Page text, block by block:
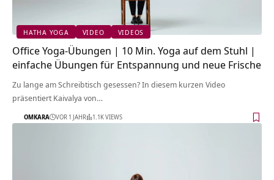
HATHA YOGA VIDEO VIDEOS
Office Yoga-Übungen | 10 Min. Yoga auf dem Stuhl |
einfache Übungen für Entspannung und neue Frische
Zu lange am Schreibtisch gesessen? In diesem kurzen Video
präsentiert Kaivalya von…
OMKARA VOR 1 JAHR 1.1K VIEWS